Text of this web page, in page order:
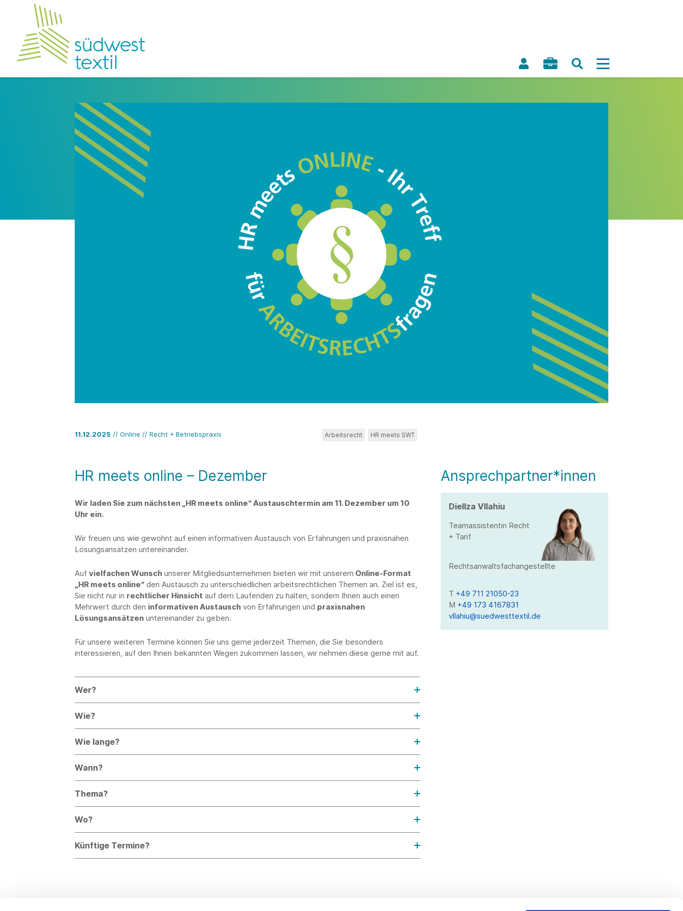
11.12.2025 // Online // Recht + Betriebspraxis Arbeitsrecht HR meets SWT
HR meets online – Dezember
Wir laden Sie zum nächsten „HR meets online“ Austauschtermin am 11. Dezember um 10
Uhr ein.
Wir freuen uns wie gewohnt auf einen informativen Austausch von Erfahrungen und praxisnahen
Lösungsansätzen untereinander.
Auf vielfachen Wunsch unserer Mitgliedsunternehmen bieten wir mit unserem Online-Format
„HR meets online“ den Austausch zu unterschiedlichen arbeitsrechtlichen Themen an. Ziel ist es,
Sie nicht nur in rechtlicher Hinsicht auf dem Laufenden zu halten, sondern Ihnen auch einen
Mehrwert durch den informativen Austausch von Erfahrungen und praxisnahen
Lösungsansätzen untereinander zu geben.
Für unsere weiteren Termine können Sie uns gerne jederzeit Themen, die Sie besonders
interessieren, auf den Ihnen bekannten Wegen zukommen lassen, wir nehmen diese gerne mit auf.
Wer?
Wie?
Wie lange?
Wann?
Thema?
Wo?
Künftige Termine?
Ansprechpartner*innen
Diellza Vllahiu
Teamassistentin Recht
+ Tarif
Rechtsanwaltsfachangestellte
T +49 711 21050-23
M +49 173 4167831
vllahiu@suedwesttextil.de